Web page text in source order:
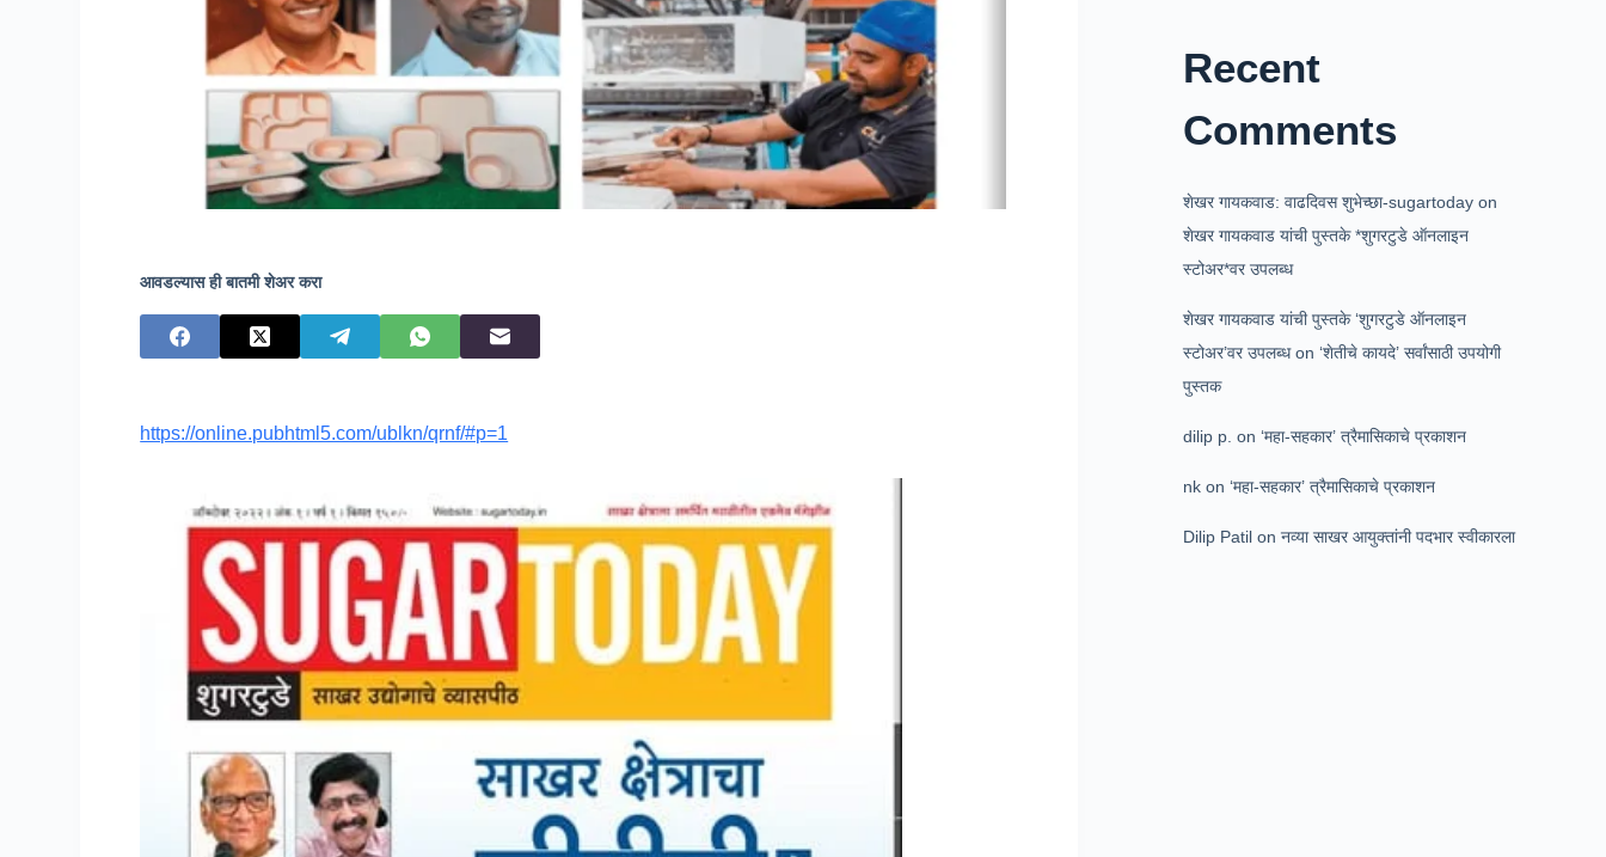
आवडल्यास ही बातमी शेअर करा
https://online.pubhtml5.com/ublkn/qrnf/#p=1
Recent
Comments
शेखर गायकवाड: वाढदिवस शुभेच्छा-sugartoday on
शेखर गायकवाड यांची पुस्तके *शुगरटुडे ऑनलाइन
स्टोअर*वर उपलब्ध
शेखर गायकवाड यांची पुस्तके ‘शुगरटुडे ऑनलाइन
स्टोअर’वर उपलब्धon‘शेतीचे कायदे’ सर्वांसाठी उपयोगी
पुस्तक
dilip p. on‘महा-सहकार’ त्रैमासिकाचे प्रकाशन
nk on‘महा-सहकार’ त्रैमासिकाचे प्रकाशन
Dilip Patil onनव्या साखर आयुक्तांनी पदभार स्वीकारला